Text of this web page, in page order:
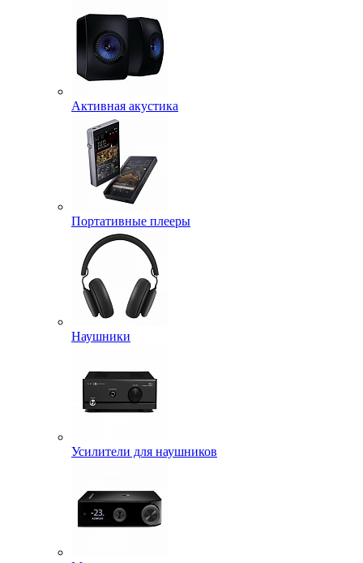
Активная акустика
Портативные плееры
Наушники
Усилители для наушников